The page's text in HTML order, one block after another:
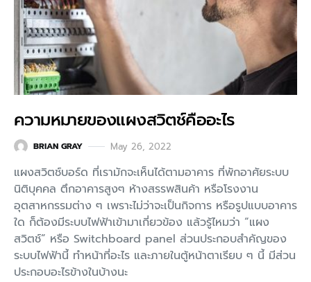
ความหมายของแผงสวิตช์คืออะไร
BRIAN GRAY May 26, 2022
แผงสวิตช์บอร์ด ที่เรามักจะเห็นได้ตามอาคาร ที่พักอาศัยระบบ
นิติบุคคล ตึกอาคารสูงๆ ห้างสรรพสินค้า หรือโรงงาน
อุตสาหกรรมต่าง ๆ เพราะไม่ว่าจะเป็นกิจการ หรือรูปแบบอาคาร
ใด ก็ต้องมีระบบไฟฟ้าเข้ามาเกี่ยวข้อง แล้วรู้ไหมว่า “แผง
สวิตช์” หรือ Switchboard panel ส่วนประกอบสำคัญของ
ระบบไฟฟ้านี้ ทำหน้าที่อะไร และภายในตู้หน้าตาเรียบ ๆ นี้ มีส่วน
ประกอบอะไรข้างในบ้างนะ